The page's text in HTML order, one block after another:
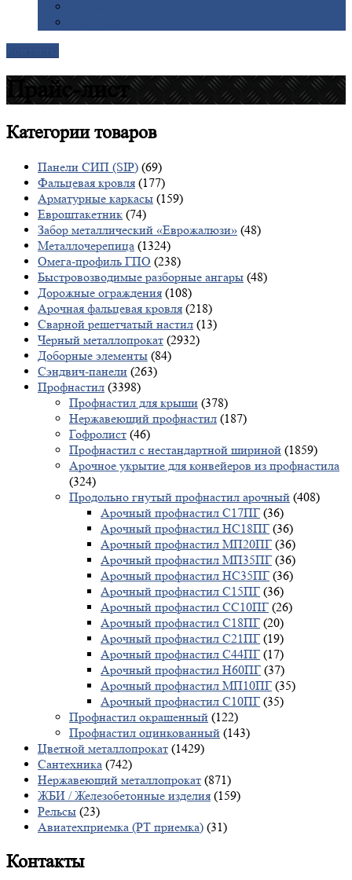
Прайс-лист
Категориитоваров
Панели СИП (SIP) (69)
Фальцевая кровля (177)
Арматурные каркасы (159)
Евроштакетник (74)
Забор металлический «Еврожалюзи» (48)
Металлочерепица (1324)
Омега-профиль ГПО (238)
Быстровозводимые разборные ангары (48)
Дорожные ограждения (108)
Арочная фальцевая кровля (218)
Сварной решетчатый настил (13)
Черный металлопрокат (2932)
Доборные элементы (84)
Сэндвич-панели (263)
Профнастил (3398)
Профнастил для крыши (378)
Нержавеющий профнастил (187)
Гофролист (46)
Профнастил с нестандартной шириной (1859)
Арочное укрытие для конвейеров из профнастила
(324)
Продольно гнутый профнастил арочный (408)
Арочный профнастил С17ПГ (36)
Арочный профнастил НС18ПГ (36)
Арочный профнастил МП20ПГ (36)
Арочный профнастил МП35ПГ (36)
Арочный профнастил НС35ПГ (36)
Арочный профнастил С15ПГ (36)
Арочный профнастил СС10ПГ (26)
Арочный профнастил С18ПГ (20)
Арочный профнастил С21ПГ (19)
Арочный профнастил С44ПГ (17)
Арочный профнастил Н60ПГ (37)
Арочный профнастил МП10ПГ (35)
Арочный профнастил С10ПГ (35)
Профнастил окрашенный (122)
Профнастил оцинкованный (143)
Цветной металлопрокат (1429)
Сантехника (742)
Нержавеющий металлопрокат (871)
ЖБИ / Железобетонные изделия (159)
Рельсы (23)
Авиатехприемка (РТ приемка) (31)
Контакты